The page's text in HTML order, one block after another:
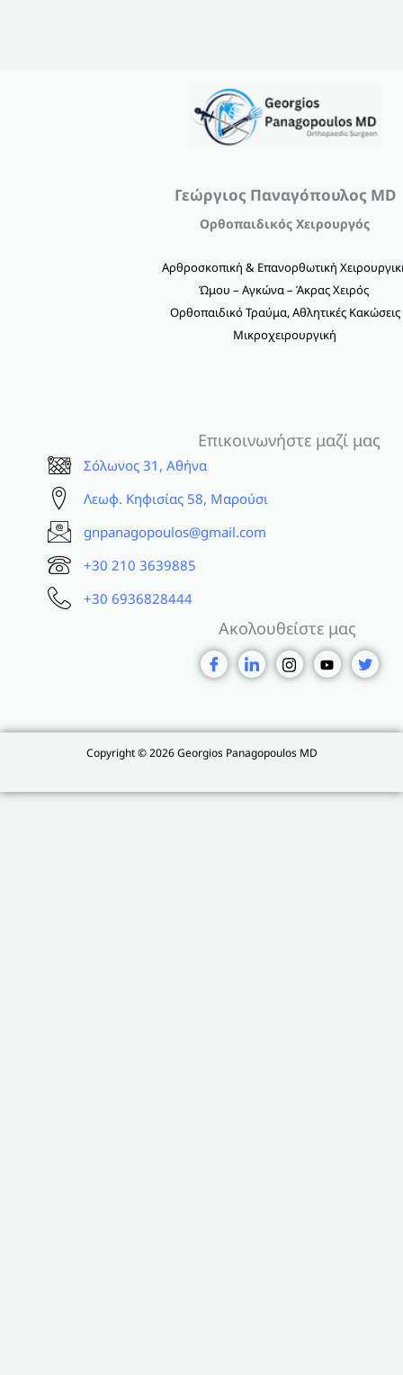
Γεώργιος Παναγόπουλος MD
Ορθοπαιδικός Χειρουργός
Αρθροσκοπική & Επανορθωτική
Ώμου – Αγκώνα – Άκρας Χειρός
Ορθοπαιδικό Τραύμα, Αθλητικές Κακώσεις
Μικροχειρουργική
Επικοινωνήστε μαζί μας
Σόλωνος 31, Αθήνα
Λεωφ. Κηφισίας 58, Μαρούσι
gnpanagopoulos@gmail.com
+30 210 3639885
+30 6936828444
Ακολουθείστε μας
Copyright © 2026 Georgios Panagopoulos MD